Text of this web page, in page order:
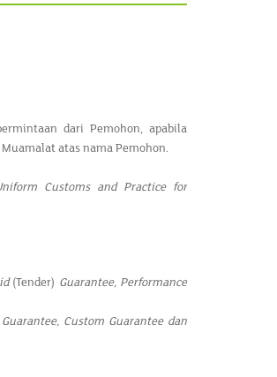
dari Pemohon, apabila
atas nama Pemohon.
Customs and Practice for
(Tender) Guarantee, Performance
Custom Guarantee dan